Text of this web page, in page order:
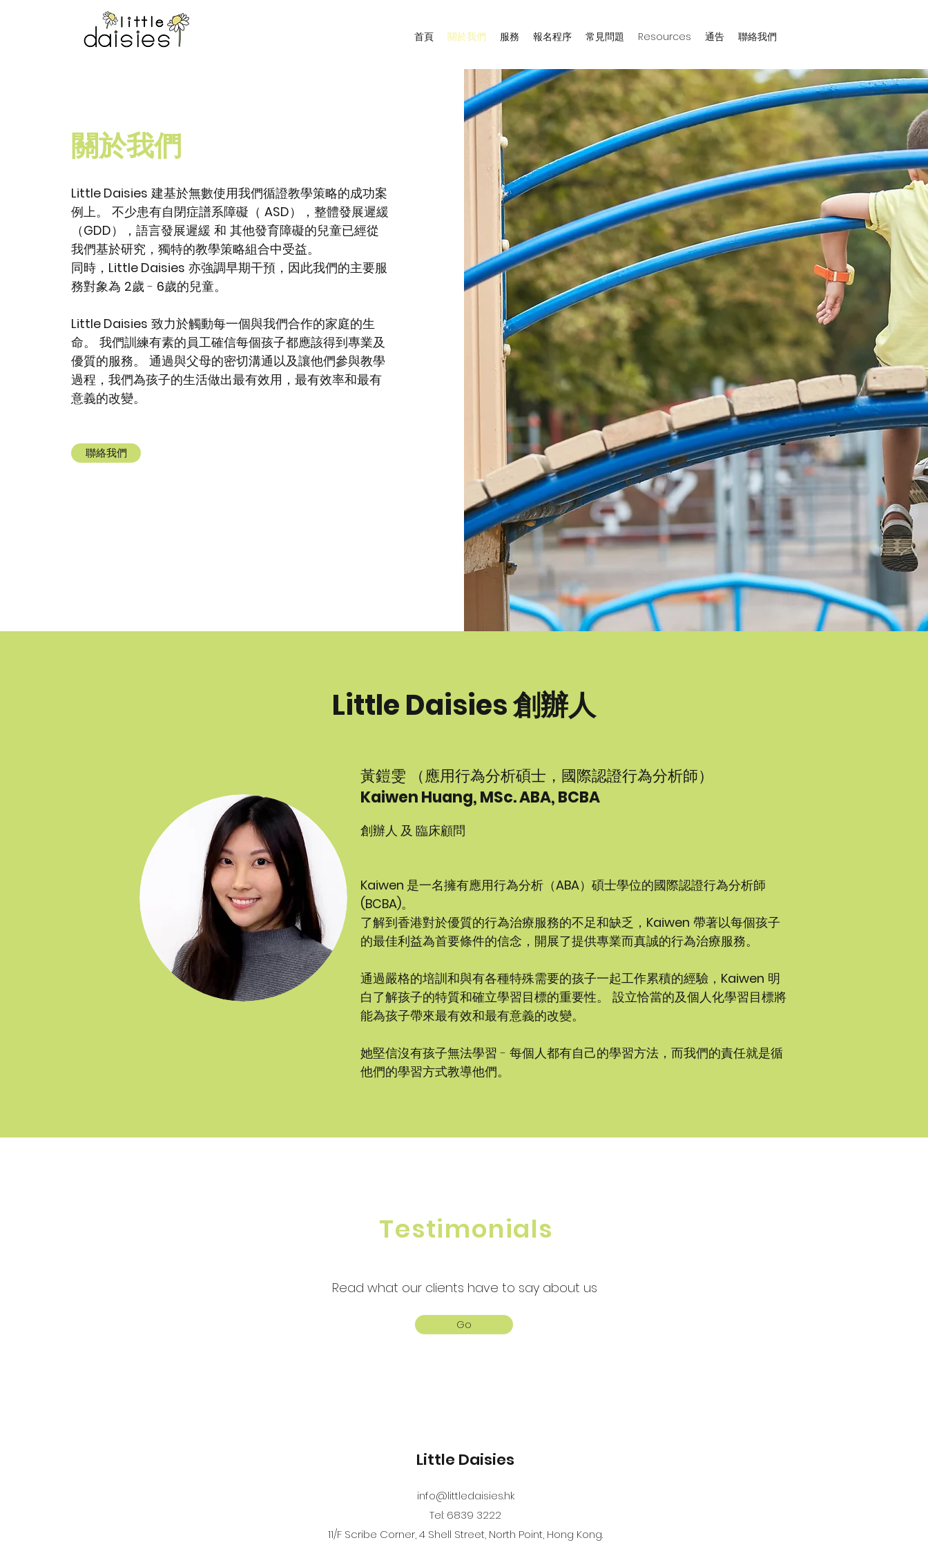
首頁 關於我們 服務 報名程序 常見問題 Resources 通告 聯絡我們
關於我們
Little Daisies 建基於無數使用我們循證教學策略的成功案
例上。 不少患有自閉症譜系障礙（ ASD），整體發展遲緩
（GDD），語言發展遲緩 和 其他發育障礙的兒童已經從
我們基於研究，獨特的教學策略組合中受益。
同時， Little Daisies 亦強調早期干預，因此我們的主要服
務對象為 2歲 - 6歲的兒童。
Little Daisies 致力於觸動每一個與我們合作的家庭的生
命。 我們訓練有素的員工確信每個孩子都應該得到專業及
優質的服務。 通過與父母的密切溝通以及讓他們參與教學
過程，我們為孩子的生活做出最有效用，最有效率和最有
意義的改變。
聯絡我們
Little Daisies 創辦人
黃鎧雯 （應用行為分析碩士，國際認證行為分析師）
Kaiwen Huang, MSc. ABA, BCBA
創辦人 及 臨床顧問
Kaiwen 是一名擁有應用行為分析（ABA）碩士學位的國際認證行為分析師
(BCBA)。
了解到香港對於優質的行為治療服務的不足和缺乏， Kaiwen 帶著以每個孩子
的最佳利益為首要條件的信念，開展了提供專業而真誠的行為治療服務。
通過嚴格的培訓和與有各種特殊需要的孩子一起工作累積的經驗， Kaiwen 明
白了解孩子的特質和確立學習目標的重要性。 設立恰當的及個人化學習目標將
能為孩子帶來最有效和最有意義的改變。
她堅信沒有孩子無法學習 - 每個人都有自己的學習方法，而我們的責任就是循
他們的學習方式教導他們。
Testimonials
Read what our clients have to say about us
Go
Little Daisies
info@littledaisies.hk
Tel: 6839 3222
11/F Scribe Corner, 4 Shell Street, North Point, Hong Kong.